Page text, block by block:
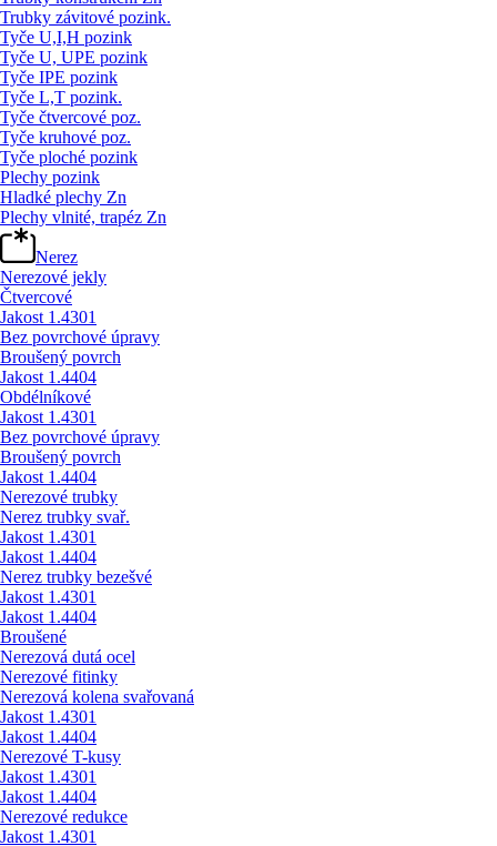
Trubky závitové pozink.
Tyče U,I,H pozink
Tyče U, UPE pozink
Tyče IPE pozink
Tyče L,T pozink.
Tyče čtvercové poz.
Tyče kruhové poz.
Tyče ploché pozink
Plechy pozink
Hladké plechy Zn
Plechy vlnité, trapéz Zn
Nerez
Nerezové jekly
Čtvercové
Jakost 1.4301
Bez povrchové úpravy
Broušený povrch
Jakost 1.4404
Obdélníkové
Jakost 1.4301
Bez povrchové úpravy
Broušený povrch
Jakost 1.4404
Nerezové trubky
Nerez trubky svař.
Jakost 1.4301
Jakost 1.4404
Nerez trubky bezešvé
Jakost 1.4301
Jakost 1.4404
Broušené
Nerezová dutá ocel
Nerezové fitinky
Nerezová kolena svařovaná
Jakost 1.4301
Jakost 1.4404
Nerezové T-kusy
Jakost 1.4301
Jakost 1.4404
Nerezové redukce
Jakost 1.4301